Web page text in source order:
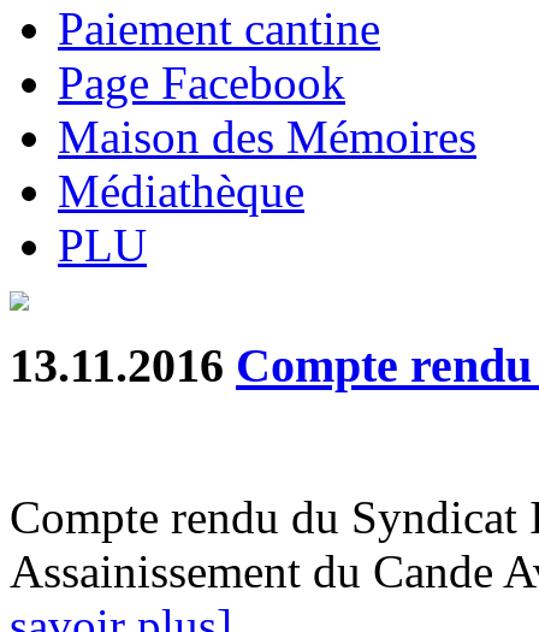
Paiement cantine
Page Facebook
Maison des Mémoires
Médiathèque
PLU
13.11.2016 Compte
Compte rendu du Syndicat
Assainissement du Cande